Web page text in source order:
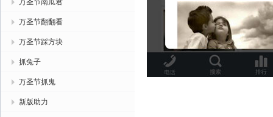
万圣节南瓜君
万圣节翻翻看
万圣节踩方块
抓兔子
万圣节抓鬼
新版助力